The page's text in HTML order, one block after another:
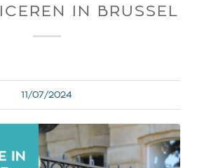
IN BRUSSEL
11/07/2024